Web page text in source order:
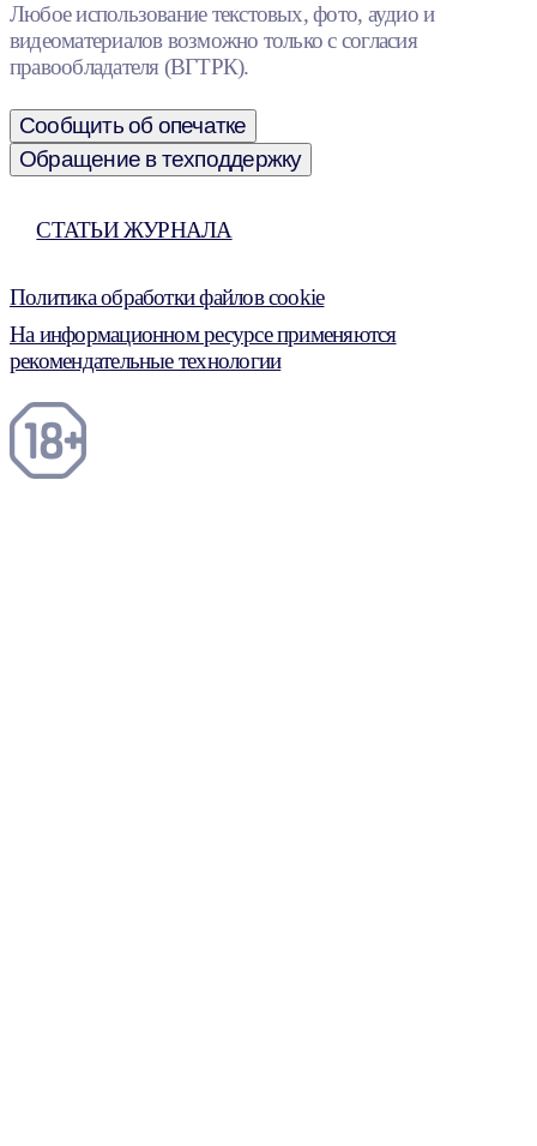
Любое использование текстовых, фото, аудио и
видеоматериалов возможно только с согласия
правообладателя (ВГТРК).
Сообщить об опечатке
Обращение в техподдержку
СТАТЬИ ЖУРНАЛА
Политика обработки файлов cookie
На информационном ресурсе применяются
рекомендательные технологии